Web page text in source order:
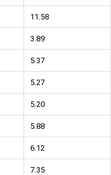
11.58
3.89
5.37
5.27
5.20
5.88
6.12
7.35